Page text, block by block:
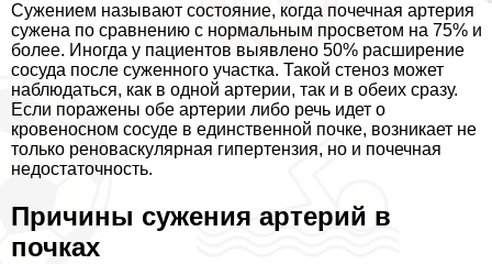
Сужением называют состояние, когда почечная артерия
сужена по сравнению с нормальным просветом на 75% и
более. Иногда у пациентов выявлено 50% расширение
сосуда после суженного участка. Такой стеноз может
наблюдаться, как в одной артерии, так и в обеих сразу.
Если поражены обе артерии либо речь идет о
кровеносном сосуде в единственной почке, возникает не
только реноваскулярная гипертензия, но и почечная
недостаточность.
Причины сужения артерий в
почках